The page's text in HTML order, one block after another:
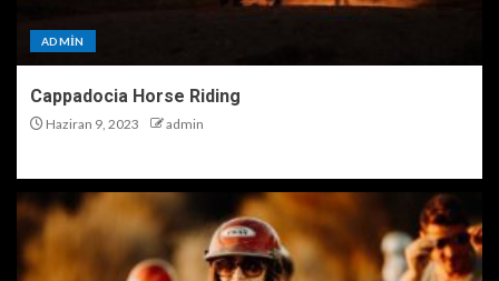
ADMIN
Cappadocia Horse Riding
Haziran 9, 2023 admin